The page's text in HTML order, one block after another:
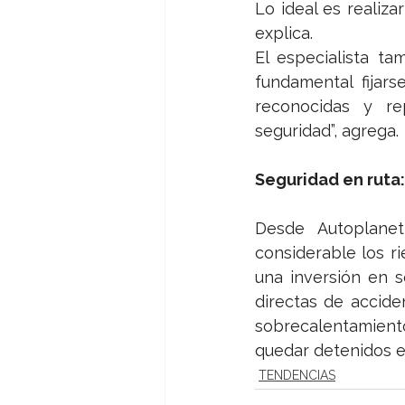
Lo ideal es
explica.
El especialista
fundamental
reconocidas y
seguridad”, agrega.
Seguridad en
Desde
considerable los
una inversión en
directas de
quedar detenidos
TENDENCIAS